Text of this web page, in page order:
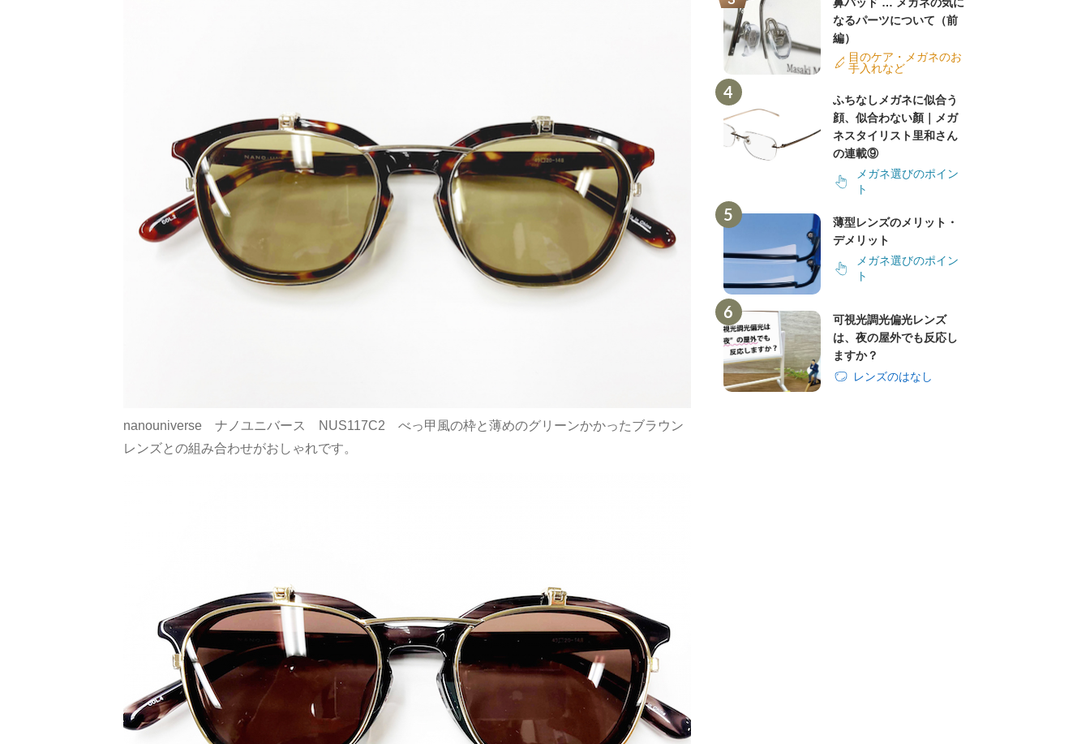
nanouniverse ナノユニバース NUS117C2 べっ甲風の枠と薄めのグリーンかかったブラウン
レンズとの組み合わせがおしゃれです。
なるパーツについて（前
編）
目のケア・メガネのお
手入れなど
ふちなしメガネに似合う
顔、似合わない顏｜メガ
ネスタイリスト里和さん
の連載⑨
メガネ選びのポイン
ト
薄型レンズのメリット・
デメリット
メガネ選びのポイン
ト
可視光調光偏光レンズ
は、夜の屋外でも反応し
ますか？
レンズのはなし